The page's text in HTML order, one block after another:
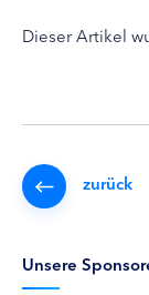
Dieser Artikel
zurück
Unsere